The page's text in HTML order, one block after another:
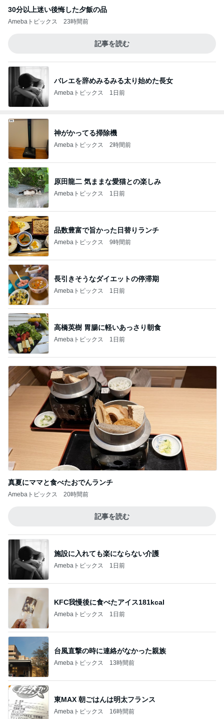
30分以上迷い後悔した夕飯の品
Amebaトピックス 23時間前
記事を読む
バレエを辞めみるみる太り始めた長女
Amebaトピックス 1日前
神がかってる掃除機
Amebaトピックス 2時間前
原田龍二 気ままな愛猫との楽しみ
Amebaトピックス 1日前
品数豊富で旨かった日替りランチ
Amebaトピックス 9時間前
長引きそうなダイエットの停滞期
Amebaトピックス 1日前
高橋英樹 胃腸に軽いあっさり朝食
Amebaトピックス 1日前
真夏にママと食べたおでんランチ
Amebaトピックス 20時間前
記事を読む
施設に入れても楽にならない介護
Amebaトピックス 1日前
KFC我慢後に食べたアイス181kcal
Amebaトピックス 1日前
台風直撃の時に連絡がなかった親族
Amebaトピックス 13時間前
東MAX 朝ごはんは明太フランス
Amebaトピックス 16時間前